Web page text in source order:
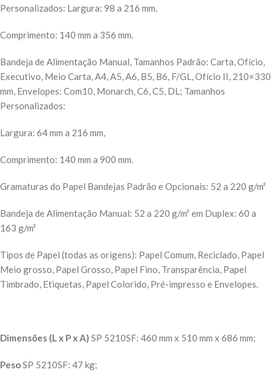
Personalizados: Largura: 98 a 216 mm,
Comprimento: 140 mm a 356 mm.
Bandeja de Alimentação Manual, Tamanhos Padrão: Carta, Ofício,
Executivo, Meio Carta, A4, A5, A6, B5, B6, F/GL, Ofício II, 210×330
mm, Envelopes: Com10, Monarch, C6, C5, DL; Tamanhos
Personalizados:
Largura: 64 mm a 216 mm,
Comprimento: 140 mm a 900 mm.
Gramaturas do Papel Bandejas Padrão e Opcionais: 52 a 220 g/m²
Bandeja de Alimentação Manual: 52 a 220 g/m² em Duplex: 60 a
163 g/m²
Tipos de Papel (todas as origens): Papel Comum, Reciclado, Papel
Meio grosso, Papel Grosso, Papel Fino, Transparência, Papel
Timbrado, Etiquetas, Papel Colorido, Pré-impresso e Envelopes.
Dimensões (L x P x A) SP 5210SF: 460 mm x 510 mm x 686 mm;
PesoSP 5210SF: 47 kg;